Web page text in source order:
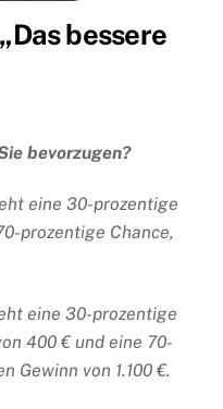
bessere
bevorzugen?
eine 30-prozentige
prozentige Chance,
eine 30-prozentige
400 € und eine 70-
Gewinn von 1.100 €.